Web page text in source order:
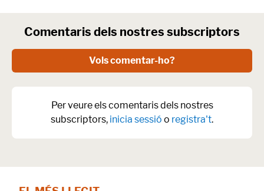
Comentaris dels nostres subscriptors
Vols comentar-ho?
Per veure els comentaris dels nostres
subscriptors, inicia sessió o registra't.